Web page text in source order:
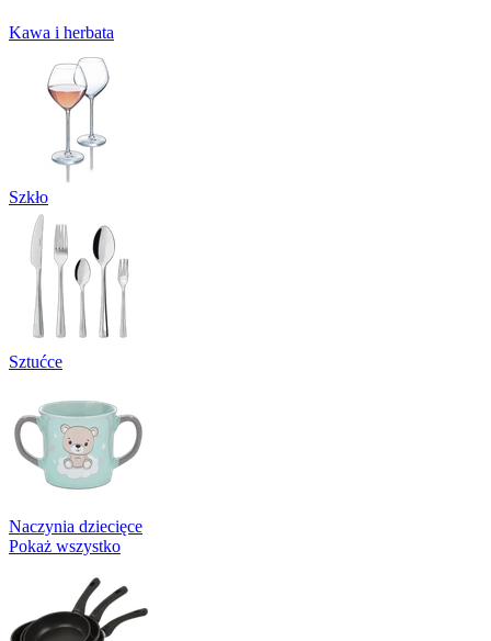
Kawa i herbata
Szkło
Sztućce
Naczynia dziecięce
Pokaż wszystko